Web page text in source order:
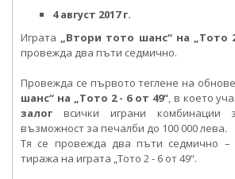
4 август 2017 г.
Играта „Втори тото шанс“ на „Тото
провежда два пъти седмично.
Провежда се първото теглене на
шанс“ на „Тото 2 - 6 от 49“, в коeто
залог всички играни комбинации
възможност за печалби до 100 000 лева.
Тя се провежда два пъти седмично
тиража на играта „Тото 2 - 6 от 49“.